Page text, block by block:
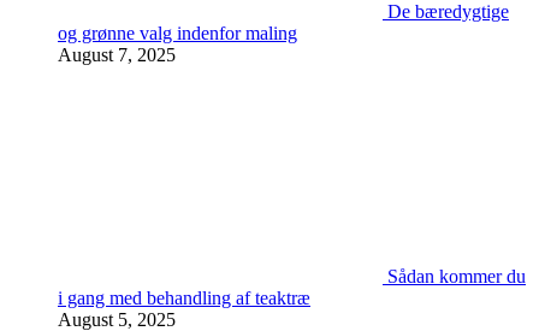
De bæredygtige
og grønne valg indenfor maling
August 7, 2025
Sådan kommer du
i gang med behandling af teaktræ
August 5, 2025